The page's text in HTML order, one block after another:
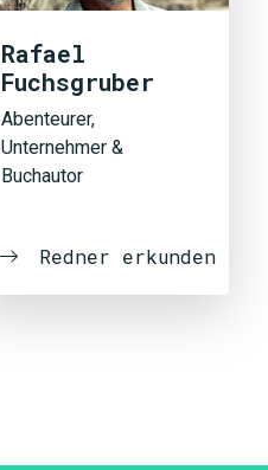
Rafael
Fuchsgruber
Abenteurer,
Unternehmer &
Buchautor
Redner erkunden